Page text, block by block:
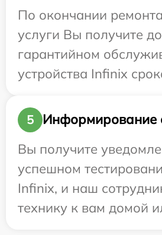
По окончании
услуги Вы получите
гарантийном
устройства Infinix
5
Информирование
Вы получите
успешном
Infinix, и наш
технику к вам домой